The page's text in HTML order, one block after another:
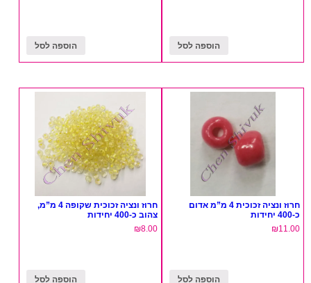
הוספה לסל הוספה לסל
חרוז ונציה זכוכית 4 מ”מ אדום
כ-400 יחידות
₪11.00
הוספה לסל
חרוז ונציה זכוכית שקופה 4 מ”מ,
צהוב כ-400 יחידות
₪8.00
הוספה לסל